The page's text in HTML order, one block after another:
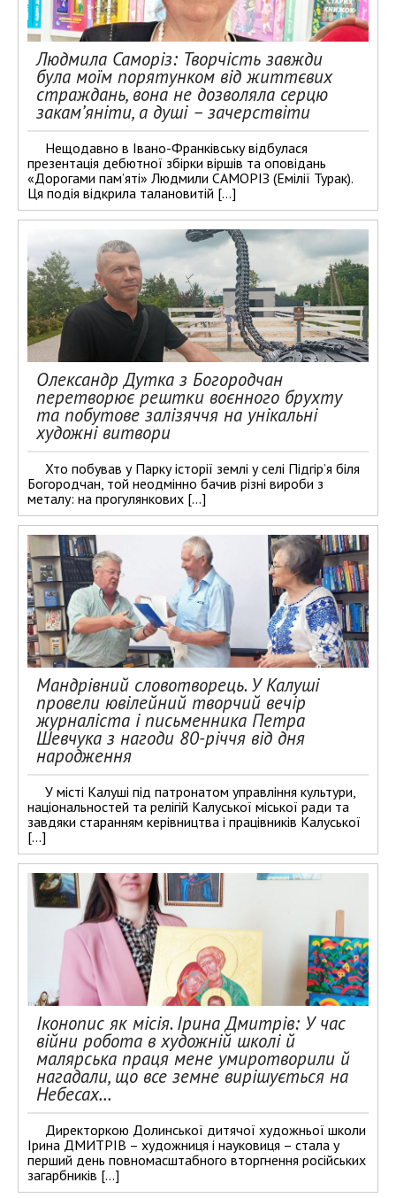
Людмила Саморіз: Творчість завжди
була моїм порятунком від життєвих
страждань, вона не дозволяла серцю
закам’яніти, а душі – зачерствіти
Нещодавно в Івано-Франківську відбулася
презентація дебютної збірки віршів та оповідань
«Дорогами пам’яті» Людмили САМОРІЗ (Емілії Турак).
Ця подія відкрила талановитій […]
Олександр Дутка з Богородчан
перетворює рештки воєнного брухту
та побутове залізяччя на унікальні
художні витвори
Хто побував у Парку історії землі у селі Підгір’я біля
Богородчан, той неодмінно бачив різні вироби з
металу: на прогулянкових […]
Мандрівний словотворець. У Калуші
провели ювілейний творчий вечір
журналіста і письменника Петра
Шевчука з нагоди 80-річчя від дня
народження
У місті Калуші під патронатом управління культури,
національностей та релігій Калуської міської ради та
завдяки старанням керівництва і працівників Калуської
[…]
Іконопис як місія. Ірина Дмитрів: У час
війни робота в художній школі й
малярська праця мене умиротворили й
нагадали, що все земне вирішується на
Небесах…
Директоркою Долинської дитячої художньої школи
Ірина ДМИТРІВ – художниця і науковиця – стала у
перший день повномасштабного вторгнення російських
загарбників […]